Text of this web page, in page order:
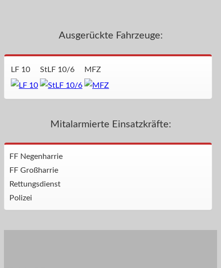
Ausgerückte Fahrzeuge:
LF 10 StLF 10/6 MFZ
Mitalarmierte Einsatzkräfte:
FF Negenharrie
FF Großharrie
Rettungsdienst
Polizei